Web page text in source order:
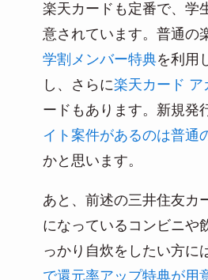
楽天カードも定番で、学
意されています。普通の
学割メンバー特典を利用
し、さらに楽天カード ア
ードもあります。新規発
イト案件があるのは普通
かと思います。
あと、前述の三井住友カ
になっているコンビニや
っかり自炊をしたい方に
で還元率アップ特典が用